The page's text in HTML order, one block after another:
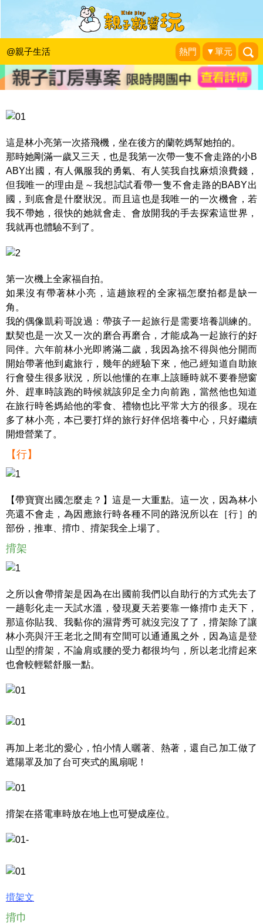
@親子生活 熱門 ▼單元
擊退所有恐怖假想，快樂帶著BABY出
國！
睡天使醒惡魔成長日誌|2016-03-12
這是林小亮第一次搭飛機，坐在後方的蘭乾媽幫她拍的。
那時她剛滿一歲又三天，也是我第一次帶一隻不會走路的小B
ABY出國，有人佩服我的勇氣、有人笑我自找麻煩浪費錢，
但我唯一的理由是～我想試試看帶一隻不會走路的BABY出
國，到底會是什麼狀況。而且這也是我唯一的一次機會，若
我不帶她，很快的她就會走、會放開我的手去探索這世界，
我就再也體驗不到了。
第一次機上全家福自拍。
如果沒有帶著林小亮，這趟旅程的全家福怎麼拍都是缺一
角。
我的偶像凱莉哥說過：帶孩子一起旅行是需要培養訓練的。
默契也是一次又一次的磨合再磨合，才能成為一起旅行的好
同伴。六年前林小光即將滿二歲，我因為捨不得與他分開而
開始帶著他到處旅行，幾年的經驗下來，他己經知道自助旅
行會發生很多狀況，所以他懂的在車上該睡時就不要眷戀窗
外、趕車時該跑的時候就該卯足全力向前跑，當然他也知道
在旅行時爸媽給他的零食、禮物也比平常大方的很多。現在
多了林小亮，本已要打烊的旅行好伴侶培養中心，只好繼續
開燈營業了。
【行】
【帶寶寶出國怎麼走？】這是一大重點。這一次，因為林小
亮還不會走，為因應旅行時各種不同的路況所以在［行］的
部份，推車、揹巾、揹架我全上場了。
揹架
之所以會帶揹架是因為在出國前我們以自助行的方式先去了
一趟彰化走一天試水溫，發現夏天若要靠一條揹巾走天下，
那這你貼我、我黏你的濕背秀可就沒完沒了了，揹架除了讓
林小亮與汗王老北之間有空間可以通通風之外，因為這是登
山型的揹架，不論肩或腰的受力都很均勻，所以老北揹起來
也會較輕鬆舒服一點。
再加上老北的愛心，怕小情人曬著、熱著，還自己加工做了
遮陽罩及加了台可夾式的風扇呢！
揹架在搭電車時放在地上也可變成座位。
揹架文
揹巾